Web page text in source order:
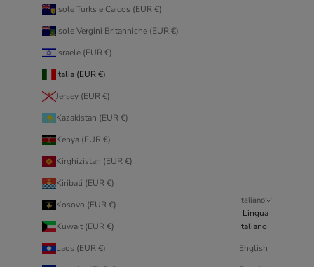
Isole Turks e Caicos (EUR €)
Isole Vergini Britanniche (EUR €)
Israele (EUR €)
Italia (EUR €)
Jersey (EUR €)
Kazakistan (EUR €)
Kenya (EUR €)
Kirghizistan (EUR €)
Kiribati (EUR €)
Kosovo (EUR €)
Kuwait (EUR €)
Laos (EUR €)
Italiano
Lingua
Italiano
English